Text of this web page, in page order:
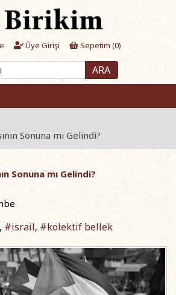
Üye Girişi Sepetim (0)
ARA
Sonuna mı Gelindi?
Sonuna mı Gelindi?
, #israil, #kolektif bellek